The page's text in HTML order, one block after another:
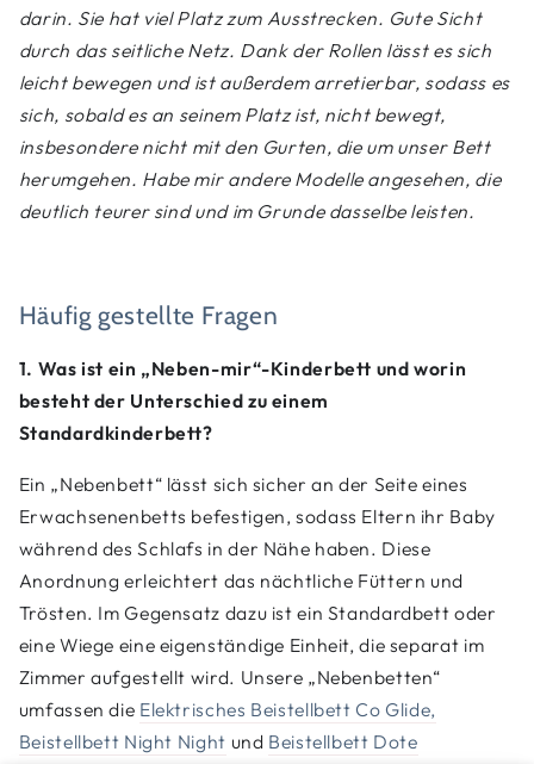
darin. Sie hat viel Platz zum Ausstrecken. Gute Sicht
durch das seitliche Netz. Dank der Rollen lässt es sich
leicht bewegen und ist außerdem arretierbar, sodass es
sich, sobald es an seinem Platz ist, nicht bewegt,
insbesondere nicht mit den Gurten, die um unser Bett
herumgehen. Habe mir andere Modelle angesehen, die
deutlich teurer sind und im Grunde dasselbe leisten.
Häufig gestellte Fragen
1. Was ist ein „Neben-mir“-Kinderbett und worin
besteht der Unterschied zu einem
Standardkinderbett?
Ein „Nebenbett“ lässt sich sicher an der Seite eines
Erwachsenenbetts befestigen, sodass Eltern ihr Baby
während des Schlafs in der Nähe haben. Diese
Anordnung erleichtert das nächtliche Füttern und
Trösten. Im Gegensatz dazu ist ein Standardbett oder
eine Wiege eine eigenständige Einheit, die separat im
Zimmer aufgestellt wird. Unsere „Nebenbetten“
umfassen die Elektrisches Beistellbett Co Glide,
Beistellbett Night Night und Beistellbett Dote